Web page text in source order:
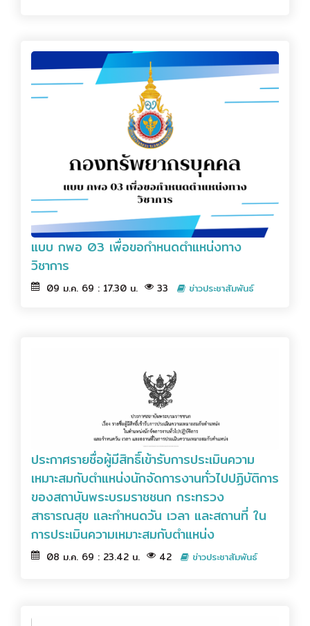
แบบ กพอ 03 เพื่อขอกำหนดตำแหน่งทาง
วิชาการ
09 ม.ค. 69 : 17.30 น. 33 ข่าวประชาสัมพันธ์
ประกาศรายชื่อผู้มีสิทธิ์เข้ารับการประเมินความ
เหมาะสมกับตำแหน่งนักจัดการงานทั่วไปปฏิบัติการ
ของสถาบันพระบรมราชชนก กระทรวง
สาธารณสุข และกำหนดวัน เวลา และสถานที่ ใน
การประเมินความเหมาะสมกับตำแหน่ง
08 ม.ค. 69 : 23.42 น. 42 ข่าวประชาสัมพันธ์